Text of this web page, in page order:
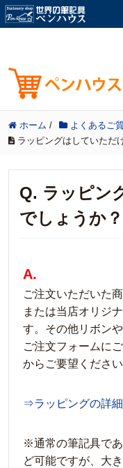
ホーム / よくあるご
ラッピングはしていただ
Q. ラッピン
でしょうか？
A.
ご注文いただいた
または当店オリジ
す。その他リボン
ご注文フォームに
からご要望ください
⇒ラッピングの詳
※通常の筆記具で
ど可能ですが、大